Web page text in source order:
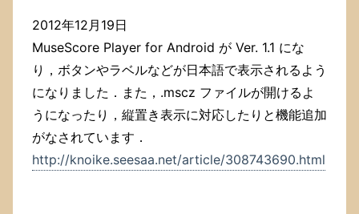
2012年12月19日
MuseScore Player for Android が Ver. 1.1 にな
り，ボタンやラベルなどが日本語で表示されるよう
になりました．また，.mscz ファイルが開けるよ
うになったり，縦置き表示に対応したりと機能追加
がなされています．
http://knoike.seesaa.net/article/308743690.html